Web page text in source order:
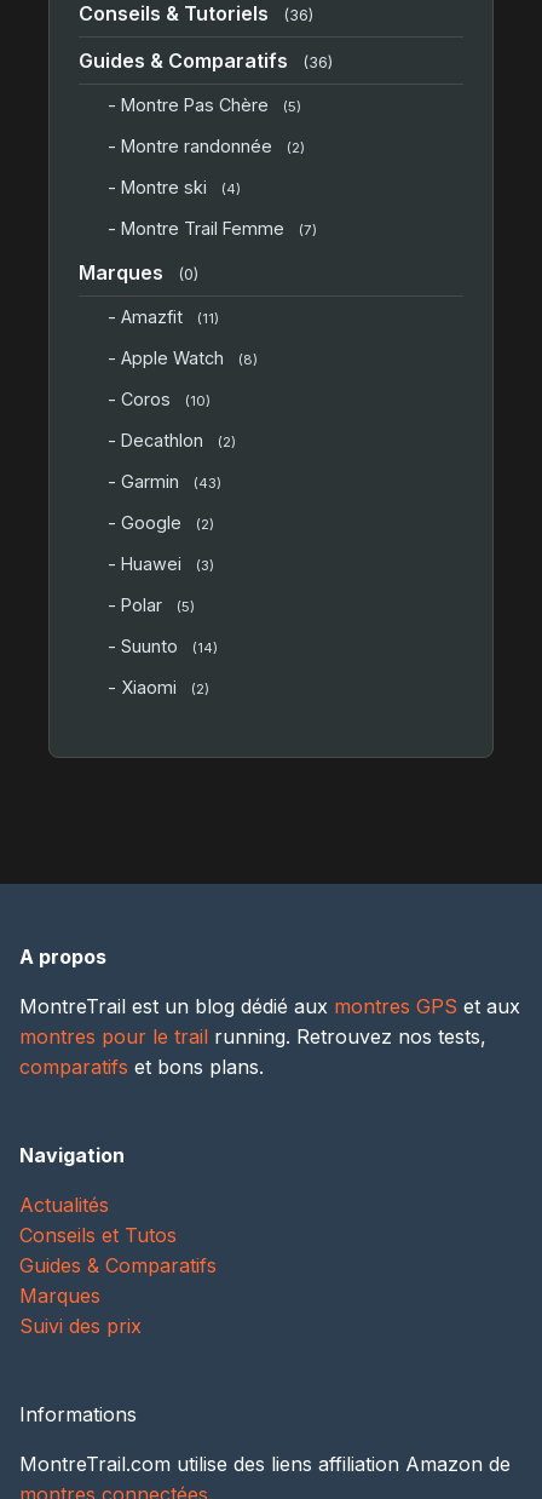
Conseils & Tutoriels (36)
Guides & Comparatifs (36)
- Montre Pas Chère (5)
- Montre randonnée (2)
- Montre ski (4)
- Montre Trail Femme (7)
Marques (0)
- Amazfit (11)
- Apple Watch (8)
- Coros (10)
- Decathlon (2)
- Garmin (43)
- Google (2)
- Huawei (3)
- Polar (5)
- Suunto (14)
- Xiaomi (2)
A propos
MontreTrail est un blog dédié aux montres GPS et aux
montres pour le trail running. Retrouvez nos tests,
comparatifs et bons plans.
Navigation
Actualités
Conseils et Tutos
Guides & Comparatifs
Marques
Suivi des prix
Informations
MontreTrail.com utilise des liens affiliation Amazon de
montres connectées